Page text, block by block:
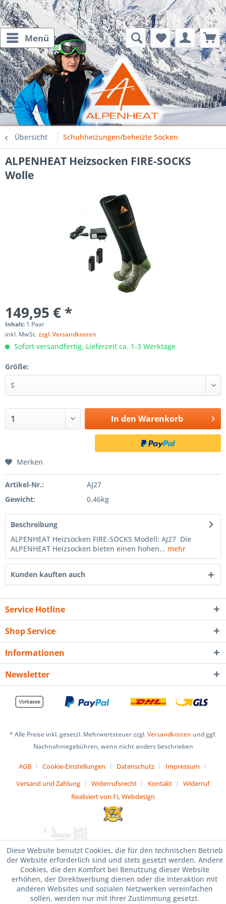
Menü
Übersicht Schuhheizungen/beheizte Socken
ALPENHEAT Heizsocken FIRE-SOCKS
Wolle
149,95 € *
Inhalt: 1 Paar
inkl. MwSt.zzgl. Versandkosten
Sofort versandfertig, Lieferzeit ca. 1-3 Werktage
Größe:
In den Warenkorb
Merken
Artikel-Nr.:
AJ27
Gewicht:
0,46kg
Beschreibung
ALPENHEAT Heizsocken FIRE-SOCKS Modell: AJ27 Die
ALPENHEAT Heizsocken bieten einen hohen... mehr
Kunden kauften auch
Service Hotline
Shop Service
Informationen
Newsletter
* Alle Preise inkl. gesetzl. Mehrwertsteuer zzgl.Versandkosten und ggf.
Nachnahmegebühren, wenn nicht anders beschrieben
AGB Cookie-Einstellungen Datenschutz
Impressum
Versand und Zahlung
Widerrufsrecht Kontakt
Widerruf
Realisiert von FL Webdesign
Diese Website benutzt Cookies, die für den technischen Betrieb
der Website erforderlich sind und stets gesetzt werden. Andere
Cookies, die den Komfort bei Benutzung dieser Website
erhöhen, der Direktwerbung dienen oder die Interaktion mit
anderen Websites und sozialen Netzwerken vereinfachen
sollen, werden nur mit Ihrer Zustimmung gesetzt.